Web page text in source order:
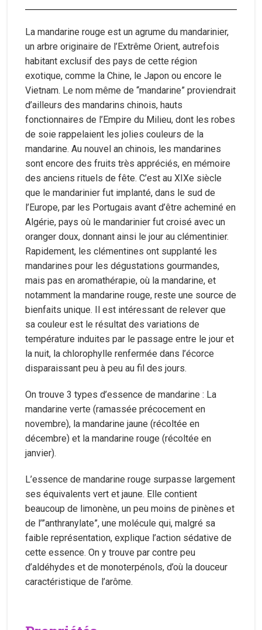
La mandarine rouge est un agrume du mandarinier,
un arbre originaire de l’Extrême Orient, autrefois
habitant exclusif des pays de cette région
exotique, comme la Chine, le Japon ou encore le
Vietnam. Le nom même de “mandarine” proviendrait
d’ailleurs des mandarins chinois, hauts
fonctionnaires de l’Empire du Milieu, dont les robes
de soie rappelaient les jolies couleurs de la
mandarine. Au nouvel an chinois, les mandarines
sont encore des fruits très appréciés, en mémoire
des anciens rituels de fête. C’est au XIXe siècle
que le mandarinier fut implanté, dans le sud de
l’Europe, par les Portugais avant d’être acheminé en
Algérie, pays où le mandarinier fut croisé avec un
oranger doux, donnant ainsi le jour au clémentinier.
Rapidement, les clémentines ont supplanté les
mandarines pour les dégustations gourmandes,
mais pas en aromathérapie, où la mandarine, et
notamment la mandarine rouge, reste une source de
bienfaits unique. Il est intéressant de relever que
sa couleur est le résultat des variations de
température induites par le passage entre le jour et
la nuit, la chlorophylle renfermée dans l’écorce
disparaissant peu à peu au fil des jours.
On trouve 3 types d’essence de mandarine : La
mandarine verte (ramassée précocement en
novembre), la mandarine jaune (récoltée en
décembre) et la mandarine rouge (récoltée en
janvier).
L’essence de mandarine rouge surpasse largement
ses équivalents vert et jaune. Elle contient
beaucoup de limonène, un peu moins de pinènes et
de l’”anthranylate”, une molécule qui, malgré sa
faible représentation, explique l’action sédative de
cette essence. On y trouve par contre peu
d’aldéhydes et de monoterpénols, d’où la douceur
caractéristique de l’arôme.